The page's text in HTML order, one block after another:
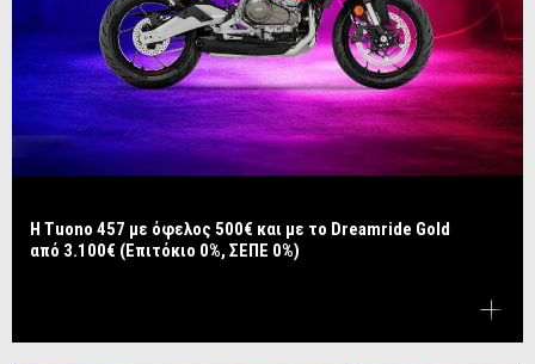
​​​​​​​Η Tuono 457 με όφελος 500€ και με το Dreamride Gold
από 3.100€ (Επιτόκιο 0%, ΣΕΠΕ 0%)